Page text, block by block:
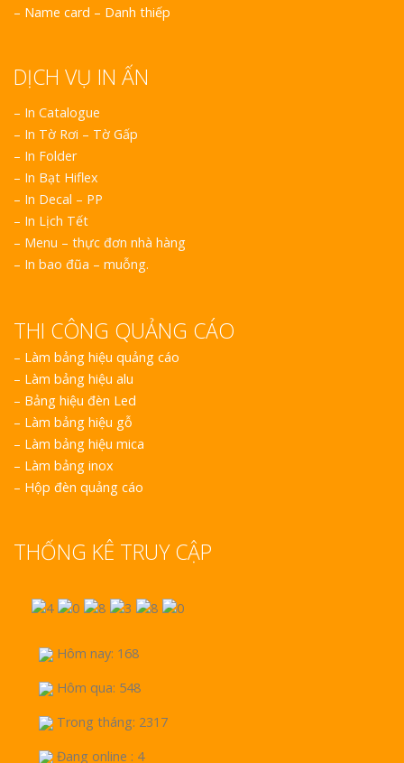
– Name card – Danh thiếp
DỊCH VỤ IN ẤN
– In Catalogue
– In Tờ Rơi – Tờ Gấp
– In Folder
– In Bạt Hiflex
– In Decal – PP
– In Lịch Tết
– Menu – thực đơn nhà hàng
– In bao đũa – muỗng.
THI CÔNG QUẢNG CÁO
– Làm bảng hiệu quảng cáo
– Làm bảng hiệu alu
– Bảng hiệu đèn Led
– Làm bảng hiệu gỗ
– Làm bảng hiệu mica
– Làm bảng inox
– Hộp đèn quảng cáo
THỐNG KÊ TRUY CẬP
Hôm nay: 168
Hôm qua: 548
Trong tháng: 2317
Đang online : 4